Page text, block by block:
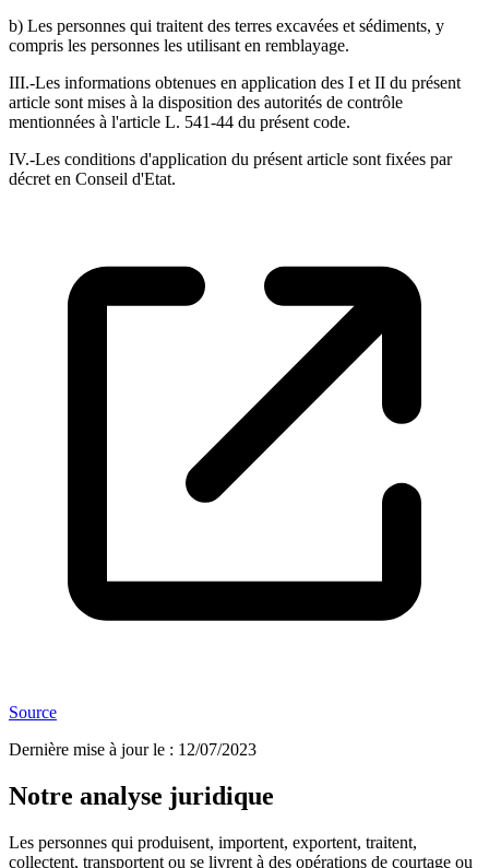
b) Les personnes qui traitent des terres excavées et sédiments, y
compris les personnes les utilisant en remblayage.
III.-Les informations obtenues en application des I et II du présent
article sont mises à la disposition des autorités de contrôle
mentionnées à l'article L. 541-44 du présent code.
IV.-Les conditions d'application du présent article sont fixées par
décret en Conseil d'Etat.
Source
Dernière mise à jour le : 12/07/2023
Notre analyse juridique
Les personnes qui produisent, importent, exportent, traitent,
collectent, transportent ou se livrent à des opérations de courtage ou